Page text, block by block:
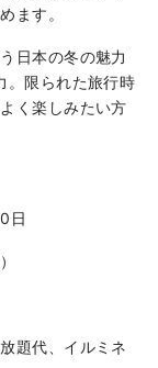
ます。
日本の冬の魅力
。限られた旅行時
く楽しみたい方
日
題代、イルミネ